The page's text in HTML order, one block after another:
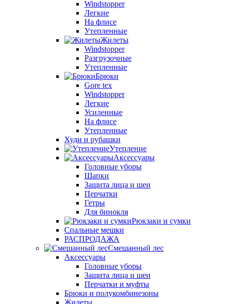
Windstopper
Легкие
На флисе
Утепленные
Жилеты
Windstopper
Разгрузочные
Утепленные
Брюки
Gore tex
Windstopper
Легкие
Усиленные
На флисе
Утепленные
Худи и рубашки
Утепление
Аксессуары
Головные уборы
Шапки
Защита лица и шеи
Перчатки
Гетры
Для бинокля
Рюкзаки и сумки
Спальные мешки
РАСПРОДАЖА
Смешанный лес
Аксессуары
Головные уборы
Защита лица и шеи
Перчатки и муфты
Брюки и полукомбинезоны
Жилеты